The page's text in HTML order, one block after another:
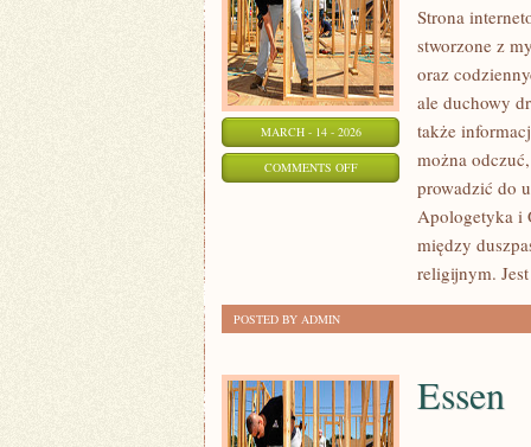
MARCH - 14 - 2026
COMMENTS OFFON
APOLOGETYKA
Strona
stworzone z
oraz
ale duchowy
także
można
prowadzić do
Apologetyka i
między
religijnym.
POSTED BY ADMIN
Essen